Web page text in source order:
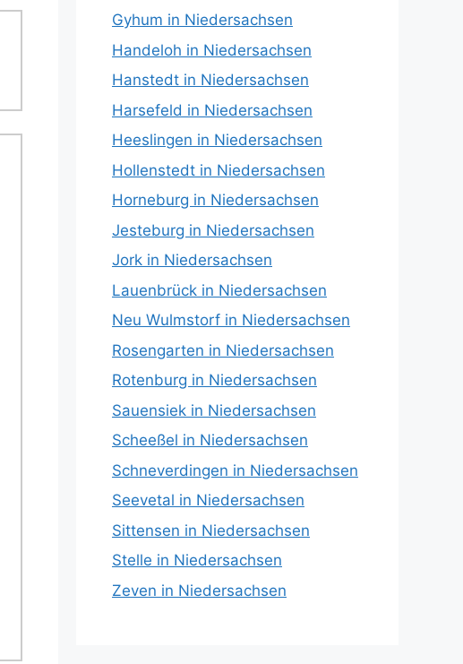
Gyhum in Niedersachsen
Handeloh in Niedersachsen
Hanstedt in Niedersachsen
Harsefeld in Niedersachsen
Heeslingen in Niedersachsen
Hollenstedt in Niedersachsen
Horneburg in Niedersachsen
Jesteburg in Niedersachsen
Jork in Niedersachsen
Lauenbrück in Niedersachsen
Neu Wulmstorf in Niedersachsen
Rosengarten in Niedersachsen
Rotenburg in Niedersachsen
Sauensiek in Niedersachsen
Scheeßel in Niedersachsen
Schneverdingen in Niedersachsen
Seevetal in Niedersachsen
Sittensen in Niedersachsen
Stelle in Niedersachsen
Zeven in Niedersachsen